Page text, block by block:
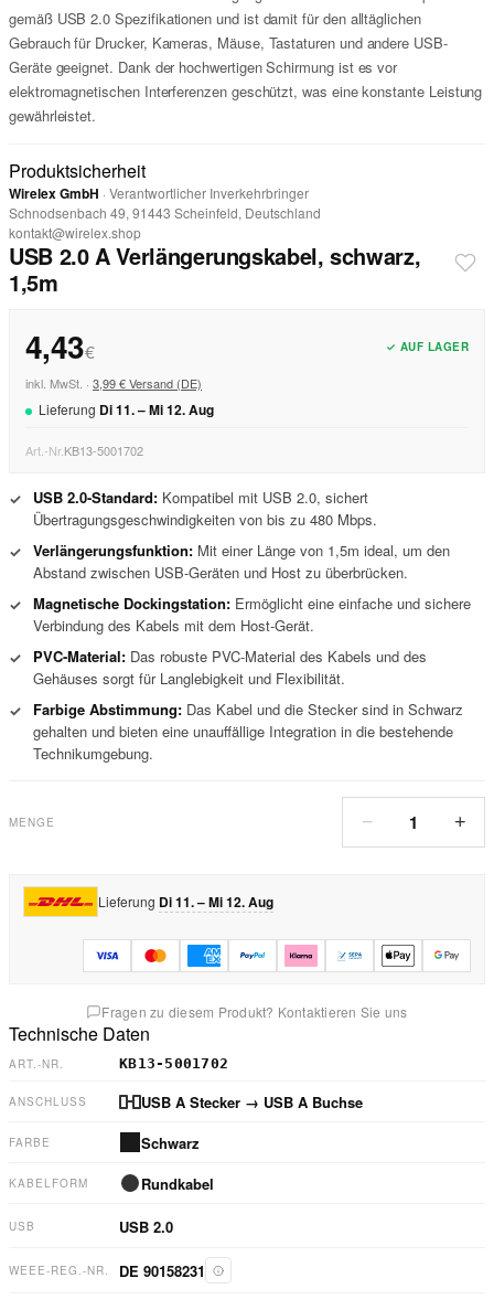
gemäß USB 2.0 Spezifikationen und ist damit für den alltäglichen
Gebrauch für Drucker, Kameras, Mäuse, Tastaturen und andere USB-
Geräte geeignet. Dank der hochwertigen Schirmung ist es vor
elektromagnetischen Interferenzen geschützt, was eine konstante Leistung
gewährleistet.
Produktsicherheit
Wirelex GmbH · Verantwortlicher Inverkehrbringer
Schnodsenbach 49, 91443 Scheinfeld, Deutschland
kontakt@wirelex.shop
USB 2.0 A Verlängerungskabel, schwarz,
1,5m
4,43€ ✓ AUF LAGER
inkl. MwSt. · 3,99 € Versand (DE)
Lieferung Di11. –Mi12.Aug
Art.-Nr.KB13-5001702
✓ USB 2.0-Standard: Kompatibel mit USB 2.0, sichert
Übertragungsgeschwindigkeiten von bis zu 480 Mbps.
✓ Verlängerungsfunktion: Mit einer Länge von 1,5m ideal, um den
Abstand zwischen USB-Geräten und Host zu überbrücken.
✓ Magnetische Dockingstation: Ermöglicht eine einfache und sichere
Verbindung des Kabels mit dem Host-Gerät.
✓
PVC-Material: Das robuste PVC-Material des Kabels und des
Gehäuses sorgt für Langlebigkeit und Flexibilität.
✓
Farbige Abstimmung: Das Kabel und die Stecker sind in Schwarz
gehalten und bieten eine unauffällige Integration in die bestehende
Technikumgebung.
MENGE − 1 +
Lieferung Di 11. – Mi 12. Aug
Fragen zu diesem Produkt? Kontaktieren Sie uns
Technische Daten
ART.-NR. KB13-5001702
ANSCHLUSS USB A Stecker → USB A Buchse
FARBE Schwarz
KABELFORM Rundkabel
USB USB 2.0
WEEE-REG.-NR. DE 90158231